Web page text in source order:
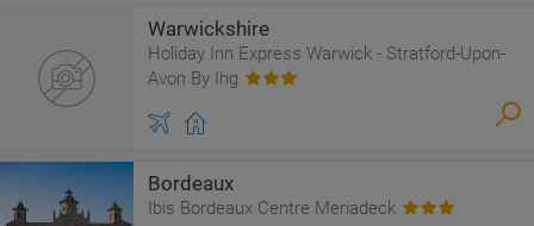
Warwickshire
Holiday Inn Express Warwick - Stratford-Upon-
Avon By Ihg
Bordeaux
Ibis Bordeaux Centre Meriadeck